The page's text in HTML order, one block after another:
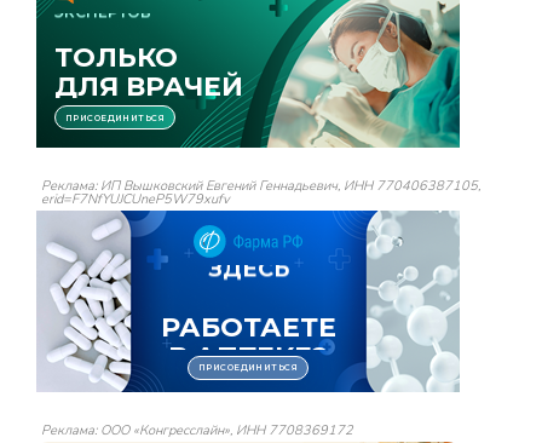
Реклама: ИП Вышковский Евгений Геннадьевич, ИНН 770406387105,
erid=F7NfYUJCUneP5W79xufv
Реклама: ООО «Конгресслайн», ИНН 7708369172